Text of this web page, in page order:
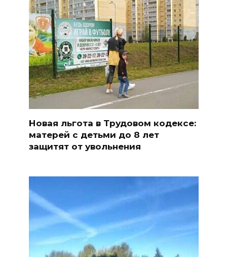
Новая льгота в Трудовом кодексе:
матерей с детьми до 8 лет
защитят от увольнения